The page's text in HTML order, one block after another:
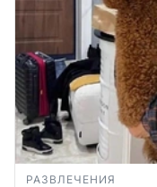
РАЗВЛЕЧЕНИЯ